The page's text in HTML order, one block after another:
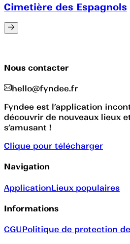
Cimetière des Espagnols
Nous contacter
hello@fyndee.fr
Fyndee est l’application
découvrir de nouveaux lieux
s’amusant !
Clique pour télécharger
Navigation
ApplicationLieux populaires
Informations
CGUPolitique de protection